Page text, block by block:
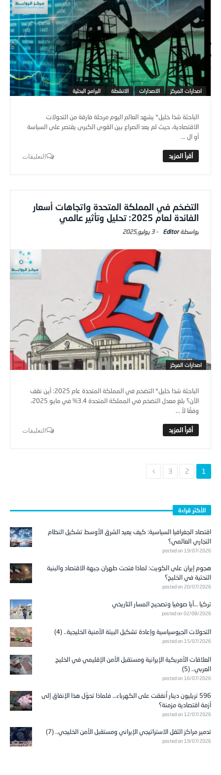
اصدارات المركز الاصدارات الانشطة البرامج البحثية
الباحثة شذا خليل* يشهد العالم اليوم مرحلة فارقة من التحولات
الاقتصادية، حيث لم يعد الصراع بين القوى الكبرى يقتصر على السياسة
أو ال ...
التعليقات
التضخم في المملكة المتحدة واتجاهات أسعار
الفائدة لعام 2025: تحليل وتأثير عالمي
Editor
-3 يوليو,2025
اصدارات المركز
الباحثة شذا خليل* التضخم في المملكة المتحدة عام 2025: أين نقف
الآن؟ بلغ معدل التضخم في المملكة المتحدة 3.4% في مايو 2025،
وفقًا لأ ...
التعليقات
1
2
3
الأكثر قراءة
اقتصاد الجغرافيا السياسية: كيف يعيد الشرق الأوسط تشكيل النظام
التجاري العالمي؟
posted on 19/07/2026
هجوم إيران على الكويت: لماذا فتحت طهران جبهة الاقتصاد والبنية
التحتية في الخليج؟
posted on 20/07/2026
تركيا …آيا صوفيا وتصحيح المسار التاريخي
posted on 02/08/2026
التحولات الجيوسياسية وإعادة تشكيل البيئة الأمنية الخليجية.. (4)
posted on 15/07/2026
العلاقات الأمريكية الإيرانية ومستقبل الأمن الإقليمي في الخليج
العربي.. (5)
posted on 16/07/2026
596 تريليون دينار أُنفقت على الكهرباء… فلماذا تحوّل هذا الإنفاق إلى
أزمة اقتصادية مزمنة؟
posted on 12/07/2026
تدمير مراكز الثقل الاستراتيجي الإيراني ومستقبل الأمن الخليجي.. (7)
posted on 19/07/2026